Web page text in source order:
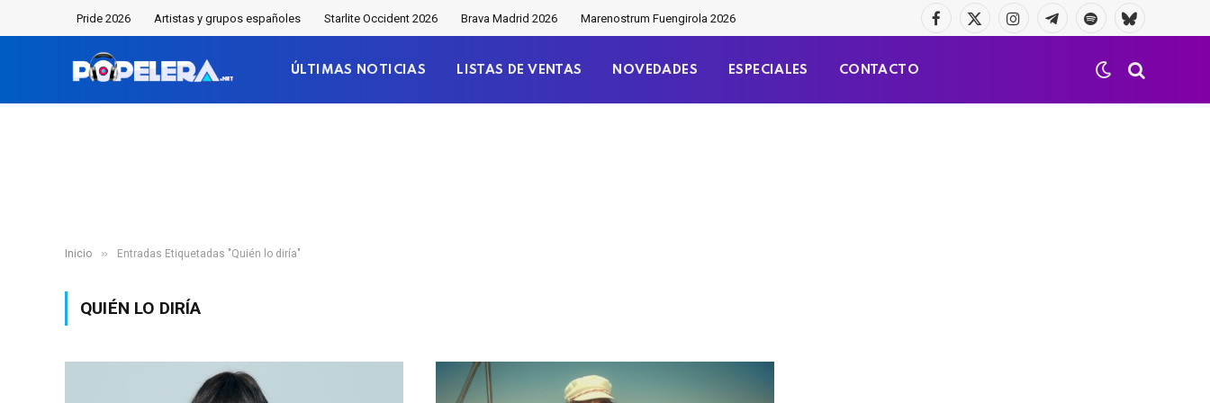
Pride 2026 Artistas y grupos españoles Starlite Occident 2026 Brava Madrid 2026 Marenostrum Fuengirola 2026
Facebook
X
InstagramTelegramaSpotifyBluesky
ÚLTIMAS NOTICIAS LISTAS DE VENTAS NOVEDADES ESPECIALES CONTACTO
Inicio » Entradas Etiquetadas "Quién lo diría"
QUIÉN LO DIRÍA